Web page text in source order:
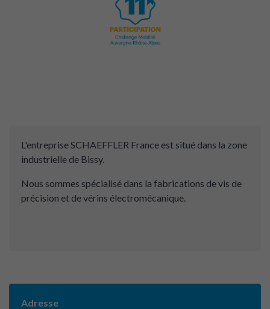
L'entreprise SCHAEFFLER France est situé dans la zone
industrielle de Bissy.
Nous sommes spécialisé dans la fabrications de vis de
précision et de vérins électromécanique.
Adresse